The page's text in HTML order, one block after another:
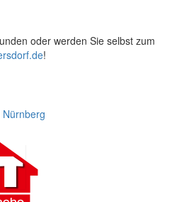
oder werden Sie selbst zum
!
Nürnberg